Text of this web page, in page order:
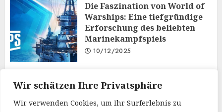
Wir schätzen Ihre Privatsphäre
Wir verwenden Cookies, um Ihr Surferlebnis zu
Die Faszination von World of
Warships: Eine tiefgründige
Erforschung des beliebten
Marinekampfspiels
10/12/2025
Taktisches Denken und
Diplomatie: Der
Mehrspielermodus von Iron